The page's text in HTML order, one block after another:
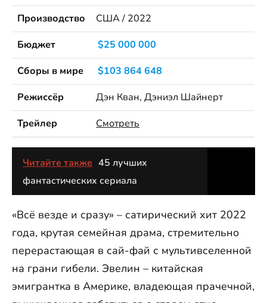
Производство
США / 2022
Бюджет
$25 000 000
Сборы в мире
$103 864 648
Режиссёр
Дэн Кван, Дэниэл Шайнерт
Трейлер
Смотреть
Читайте также 45 лучших
фантастических сериала
«Всё везде и сразу» – сатирический хит 2022
года, крутая семейная драма, стремительно
перерастающая в сай-фай с мультивселенной
на грани гибели. Эвелин – китайская
эмигрантка в Америке, владеющая прачечной,